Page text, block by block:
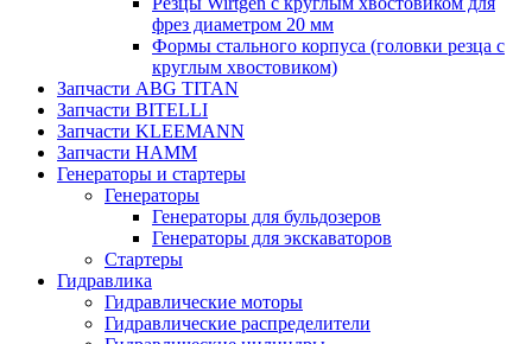
фрез диаметром 20 мм
Формы стального корпуса (головки резца с
круглым хвостовиком)
Запчасти ABG TITAN
Запчасти BITELLI
Запчасти KLEEMANN
Запчасти HAMM
Генераторы и стартеры
Генераторы
Генераторы для бульдозеров
Генераторы для экскаваторов
Стартеры
Гидравлика
Гидравлические моторы
Гидравлические распределители